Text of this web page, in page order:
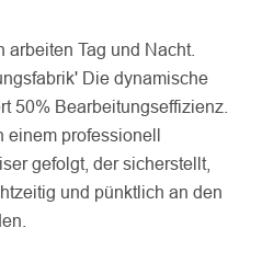
Tag und Nacht.
Die dynamische
50% Bearbeitungseffizienz.
einem professionell
gefolgt, der sicherstellt,
und pünktlich an den